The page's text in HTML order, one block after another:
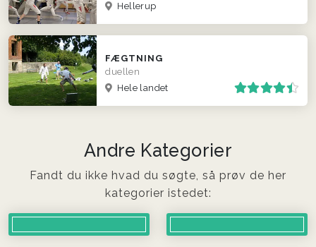
Hellerup
FÆGTNING
duellen
Hele landet
Andre Kategorier
Fandt du ikke hvad du søgte, så prøv de her
kategorier istedet: